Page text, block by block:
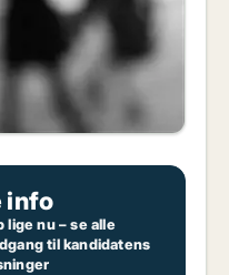
info
lige nu – se alle
til kandidatens